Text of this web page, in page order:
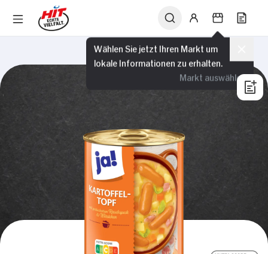
Wählen Sie jetzt Ihren Markt um
lokale Informationen zu erhalten.
Markt auswählen